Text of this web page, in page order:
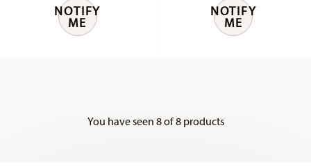
NOTIFY
ME
NOTIFY
ME
You have seen 8 of 8 products